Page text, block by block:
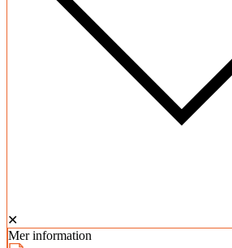
✕
Mer information